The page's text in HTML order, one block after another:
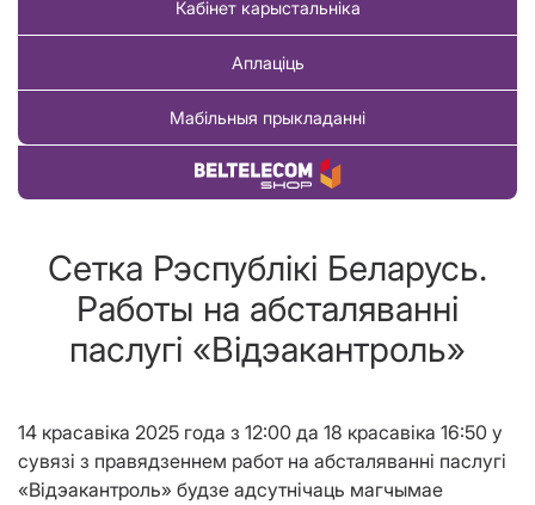
Кабінет карыстальніка
Аплаціць
Мабільныя прыкладанні
Купіць тавар
Сетка Рэспублiкi Беларусь.
Работы на абсталяваннi
паслугi «Вiдэакантроль»
14 красавіка 2025 года з 12:00 да 18 красавіка 16:50 у
сувязі з правядзеннем работ на абсталяванні паслугі
«Відэакантроль» будзе адсутнічаць магчымае